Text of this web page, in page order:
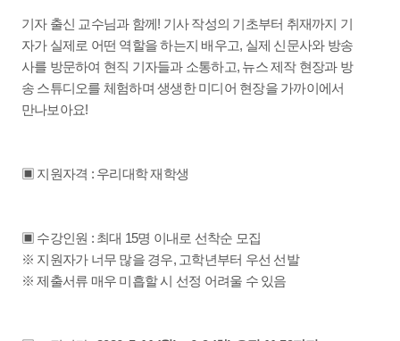
기자 출신 교수님과 함께! 기사 작성의 기초부터 취재까지 기
자가 실제로 어떤 역할을 하는지 배우고, 실제 신문사와 방송
사를 방문하여 현직 기자들과 소통하고, 뉴스 제작 현장과 방
송 스튜디오를 체험하며 생생한 미디어 현장을 가까이에서
만나보아요!
▣ 지원자격 : 우리대학 재학생
▣ 수강인원 : 최대 15명 이내로 선착순 모집
※ 지원자가 너무 많을 경우, 고학년부터 우선 선발
※ 제출서류 매우 미흡할 시 선정 어려울 수 있음